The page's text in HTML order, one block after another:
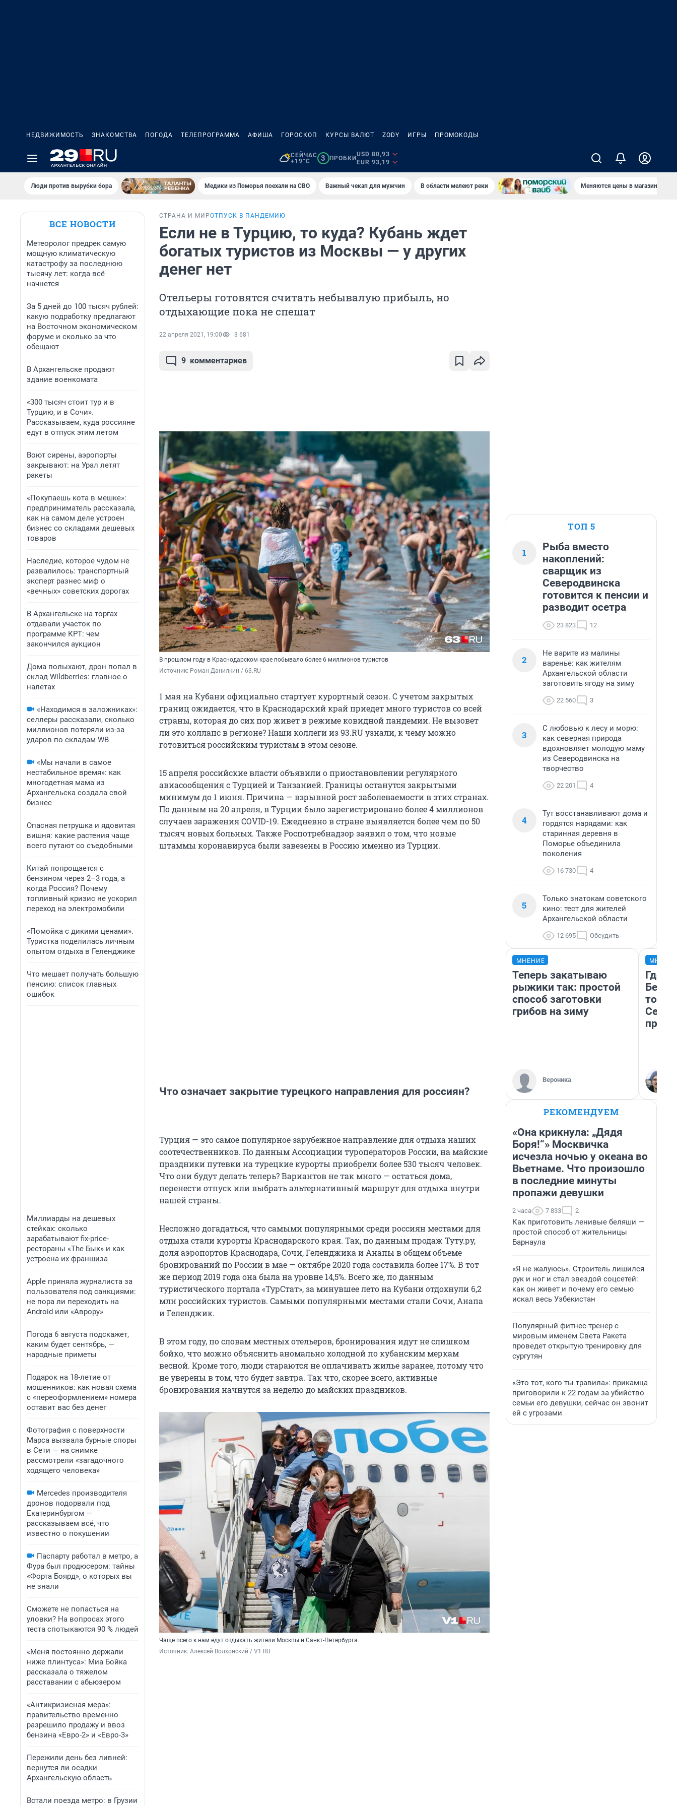
НЕДВИЖИМОСТЬ ЗНАКОМСТВА ПОГОДА ТЕЛЕПРОГРАММА АФИША ГОРОСКОП КУРСЫ ВАЛЮТ ZODY ИГРЫ ПРОМОКОДЫ
СЕЙЧАС
+19°C
3 ПРОБКИ
USD 80,93
EUR 93,19
Люди против вырубки бора Медики из Поморья поехали на СВО Важный чекап для мужчин В области мелеют реки Меняются цены в магазинах
ВСЕ НОВОСТИ
Метеоролог предрек самую
мощную климатическую
катастрофу за последнюю
тысячу лет: когда всё
начнется
За 5 дней до 100 тысяч рублей:
какую подработку предлагают
на Восточном экономическом
форуме и сколько за что
обещают
В Архангельске продают
здание военкомата
«300 тысяч стоит тур и в
Турцию, и в Сочи».
Рассказываем, куда россияне
едут в отпуск этим летом
Воют сирены, аэропорты
закрывают: на Урал летят
ракеты
«Покупаешь кота в мешке»:
предприниматель рассказала,
как на самом деле устроен
бизнес со складами дешевых
товаров
Наследие, которое чудом не
развалилось: транспортный
эксперт разнес миф о
«вечных» советских дорогах
В Архангельске на торгах
отдавали участок по
программе КРТ: чем
закончился аукцион
Дома полыхают, дрон попал в
склад Wildberries: главное о
налетах
«Находимся в заложниках»:
селлеры рассказали, сколько
миллионов потеряли из-за
ударов по складам WB
«Мы начали в самое
нестабильное время»: как
многодетная мама из
Архангельска создала свой
бизнес
Опасная петрушка и ядовитая
вишня: какие растения чаще
всего путают со съедобными
Китай попрощается с
бензином через 2–3 года, а
когда Россия? Почему
топливный кризис не ускорил
переход на электромобили
«Помойка с дикими ценами».
Туристка поделилась личным
опытом отдыха в Геленджике
Что мешает получать большую
пенсию: список главных
ошибок
Миллиарды на дешевых
стейках: сколько
зарабатывают fix-price-
рестораны «The Бык» и как
устроена их франшиза
Apple приняла журналиста за
пользователя под санкциями:
не пора ли переходить на
Android или «Аврору»
Погода 6 августа подскажет,
каким будет сентябрь, —
народные приметы
Подарок на 18-летие от
мошенников: как новая схема
с «переоформлением» номера
оставит вас без денег
Фотография с поверхности
Марса вызвала бурные споры
в Сети — на снимке
рассмотрели «загадочного
ходящего человека»
Mercedes производителя
дронов подорвали под
Екатеринбургом —
рассказываем всё, что
известно о покушении
Паспарту работал в метро, а
Фура был продюсером: тайны
«Форта Боярд», о которых вы
не знали
Сможете не попасться на
уловки? На вопросах этого
теста спотыкаются 90 % людей
«Меня постоянно держали
ниже плинтуса»: Миа Бойка
рассказала о тяжелом
расставании с абьюзером
«Антикризисная мера»:
правительство временно
разрешило продажу и ввоз
бензина «Евро-2» и «Евро-3»
Пережили день без ливней:
вернутся ли осадки
Архангельскую область
Встали поезда метро: в Грузии
СТРАНА И МИРОТПУСК В ПАНДЕМИЮ
Если не в Турцию, то куда? Кубань ждет
богатых туристов из Москвы — у других
денег нет
Отельеры готовятся считать небывалую прибыль, но
отдыхающие пока не спешат
22 апреля 2021, 19:00 3 681
9 комментариев
В прошлом году в Краснодарском крае побывало более 6 миллионов туристов
Источник: Роман Данилкин / 63.RU
1 мая на Кубани официально стартует курортный сезон. С учетом закрытых
границ ожидается, что в Краснодарский край приедет много туристов со всей
страны, которая до сих пор живет в режиме ковидной пандемии. Не вызовет
ли это коллапс в регионе? Наши коллеги из 93.RU узнали, к чему можно
готовиться российским туристам в этом сезоне.
15 апреля российские власти объявили о приостановлении регулярного
авиасообщения с Турцией и Танзанией. Границы останутся закрытыми
минимум до 1 июня. Причина — взрывной рост заболеваемости в этих странах.
По данным на 20 апреля, в Турции было зарегистрировано более 4 миллионов
случаев заражения COVID-19. Ежедневно в стране выявляется более чем по 50
тысяч новых больных. Также Роспотребнадзор заявил о том, что новые
штаммы коронавируса были завезены в Россию именно из Турции.
Что означает закрытие турецкого направления для россиян?
Турция — это самое популярное зарубежное направление для отдыха наших
соотечественников. По данным Ассоциации туроператоров России, на майские
праздники путевки на турецкие курорты приобрели более 530 тысяч человек.
Что они будут делать теперь? Вариантов не так много — остаться дома,
перенести отпуск или выбрать альтернативный маршрут для отдыха внутри
нашей страны.
Несложно догадаться, что самыми популярными среди россиян местами для
отдыха стали курорты Краснодарского края. Так, по данным продаж Туту.ру,
доля аэропортов Краснодара, Сочи, Геленджика и Анапы в общем объеме
бронирований по России в мае — октябре 2020 года составила более 17%. В тот
же период 2019 года она была на уровне 14,5%. Всего же, по данным
туристического портала «ТурСтат», за минувшее лето на Кубани отдохнули 6,2
млн российских туристов. Самыми популярными местами стали Сочи, Анапа
и Геленджик.
В этом году, по словам местных отельеров, бронирования идут не слишком
бойко, что можно объяснить аномально холодной по кубанским меркам
весной. Кроме того, люди стараются не оплачивать жилье заранее, потому что
не уверены в том, что будет завтра. Так что, скорее всего, активные
бронирования начнутся за неделю до майских праздников.
Чаще всего к нам едут отдыхать жители Москвы и Санкт-Петербурга
Источник: Алексей Волхонский / V1.RU
ТОП 5
1
Рыба вместо
накоплений:
сварщик из
Северодвинска
готовится к пенсии и
разводит осетра
23 823 12
2
Не варите из малины
варенье: как жителям
Архангельской области
заготовить ягоду на зиму
22 560 3
3
С любовью к лесу и морю:
как северная природа
вдохновляет молодую маму
из Северодвинска на
творчество
22 201 4
4
Тут восстанавливают дома и
гордятся нарядами: как
старинная деревня в
Поморье объединила
поколения
16 730 4
5
Только знатокам советского
кино: тест для жителей
Архангельской области
12 695 Обсудить
МНЕНИЕ
Теперь закатываю
рыжики так: простой
способ заготовки
грибов на зиму
Вероника
Где
РЕКОМЕНДУЕМ
«Она крикнула: „Дядя
Боря!“» Москвичка
исчезла ночью у океана во
Вьетнаме. Что произошло
в последние минуты
пропажи девушки
2 часа 7 833 2
Как приготовить ленивые беляши —
простой способ от жительницы
Барнаула
«Я не жалуюсь». Строитель лишился
рук и ног и стал звездой соцсетей:
как он живет и почему его семью
искал весь Узбекистан
Популярный фитнес-тренер с
мировым именем Света Ракета
проведет открытую тренировку для
сургутян
«Это тот, кого ты травила»: прикамца
приговорили к 22 годам за убийство
семьи его девушки, сейчас он звонит
ей с угрозами